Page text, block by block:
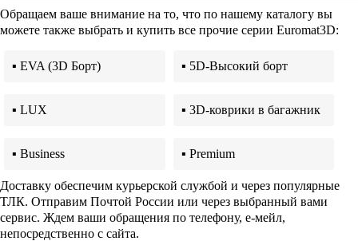
Обращаем ваше внимание на то, что по нашему каталогу вы
можете также выбрать и купить все прочие серии Euromat3D:
▪ EVA (3D Борт) ▪ 5D-Высокий борт
▪ LUX ▪ 3D-коврики в багажник
▪ Business ▪ Premium
Доставку обеспечим курьерской службой и через популярные
ТЛК. Отправим Почтой России или через выбранный вами
сервис. Ждем ваши обращения по телефону, е-мейл,
непосредственно с сайта.